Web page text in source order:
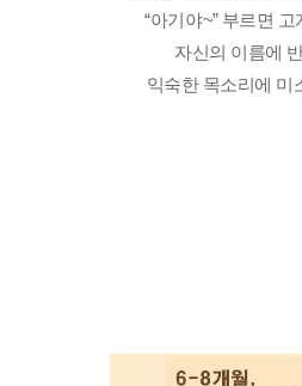
“아기야~” 부르면
자신의 이름에
익숙한 목소리에 미